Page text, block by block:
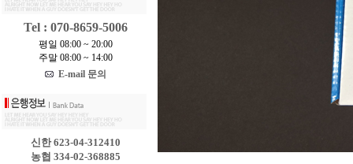
Tel : 070-8659-5006
평일 08:00 ~ 20:00
주말 08:00 ~ 14:00
E-mail 문의
신한 623-04-312410
농협 334-02-368885